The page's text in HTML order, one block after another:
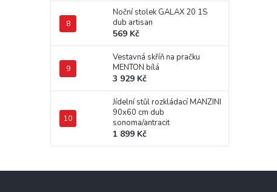
Noční stolek GALAX 20 1S
dub artisan
569 Kč
Vestavná skříň na pračku
MENTON bílá
3 929 Kč
Jídelní stůl rozkládací MANZINI
90x60 cm dub
sonoma/antracit
1 899 Kč